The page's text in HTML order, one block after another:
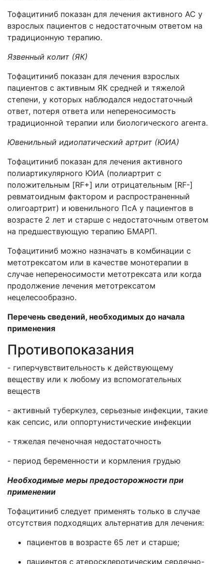
Тофацитиниб показан для лечения активного АС у
взрослых пациентов с недостаточным ответом на
традиционную терапию.
Язвенный колит (ЯК)
Тофацитиниб показан для лечения взрослых
пациентов с активным ЯК средней и тяжелой
степени, у которых наблюдался недостаточный
ответ, потеря ответа или непереносимость
традиционной терапии или биологического агента.
Ювенильный идиопатический артрит (ЮИА)
Тофацитиниб показан для лечения активного
полиартикулярного ЮИА (полиартрит с
положительным [RF+] или отрицательным [RF-]
ревматоидным фактором и распространенный
олигоартрит) и ювенильного ПсА у пациентов в
возрасте 2 лет и старше с недостаточным ответом
на предшествующую терапию БМАРП.
Тофацитиниб можно назначать в комбинации с
метотрексатом или в качестве монотерапии в
случае непереносимости метотрексата или когда
продолжение лечения метотрексатом
нецелесообразно.
Перечень сведений, необходимых до начала
применения
Противопоказания
- гиперчувствительность к действующему
веществу или к любому из вспомогательных
веществ
- активный туберкулез, серьезные инфекции, такие
как сепсис, или оппортунистические инфекции
- тяжелая печеночная недостаточность
- период беременности и кормления грудью
Необходимые меры предосторожности при
применении
Тофацитиниб следует применять только в случае
отсутствия подходящих альтернатив для лечения:
пациентов в возрасте 65 лет и старше;
пациентов с атеросклеротическим сердечно-